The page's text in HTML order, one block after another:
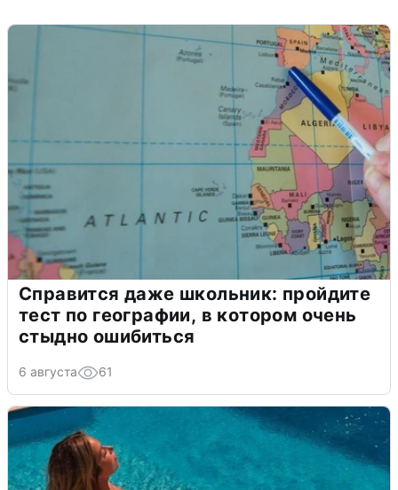
Справится даже школьник: пройдите
тест по географии, в котором очень
стыдно ошибиться
6 августа 61